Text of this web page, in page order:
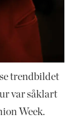
trendbildet
var såklart
Week.